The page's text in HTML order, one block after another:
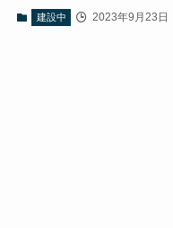
建設中 2023年9月23日